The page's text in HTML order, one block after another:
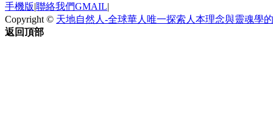
手機版|聯絡我們GMAIL|
Copyright © 天地自然人-全球華人唯一探索人本理念與靈魂學
返回頂部